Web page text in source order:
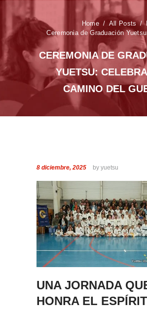
Home All Posts
Ceremonia de Graduación
CEREMONIA DE
YUETSU:
CAMINO DEL
8 diciembre, 2025 by yuetsu
UNA JORNADA
HONRA EL